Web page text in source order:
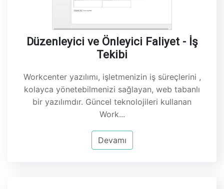
Düzenleyici ve Önleyici Faliyet - İş
Tekibi
Workcenter yazılımı, işletmenizin iş süreçlerini ,
kolayca yönetebilmenizi sağlayan, web tabanlı
bir yazılımdır. Güncel teknolojileri kullanan
Work...
Devamı